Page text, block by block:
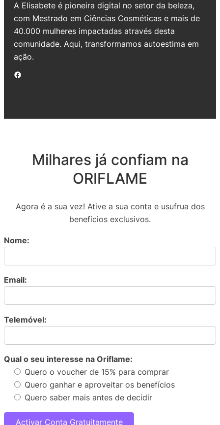
A Elisabete é pioneira digital no setor da beleza,
com Mestrado em Ciências Cosméticas e mais de
40.000 mulheres impactadas através desta
comunidade. Aqui, transformamos autoestima em
ação.
Facebook
Milhares já confiam na
ORIFLAME
Agora é a sua vez! Ative a sua conta e usufrua dos
benefícios exclusivos.
Nome:
Email:
Telemóvel:
Qual o seu interesse na Oriflame:
Quero o voucher de 15% para comprar
Quero ganhar e aproveitar os benefícios
Quero saber mais antes de decidir